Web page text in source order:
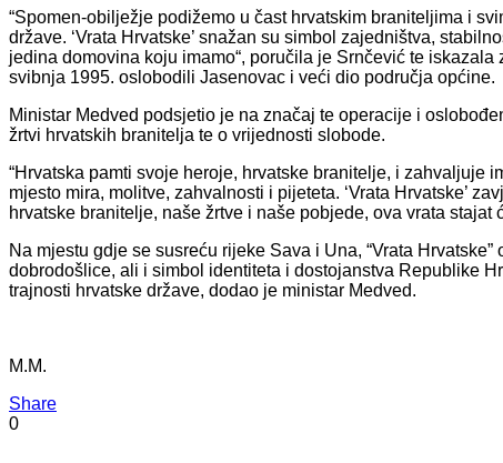
“Spomen-obilježje podižemo u čast hrvatskim braniteljima i
države. ‘Vrata Hrvatske’ snažan su simbol zajedništva,
jedina domovina koju imamo“, poručila je Srnčević te
svibnja 1995. oslobodili Jasenovac i veći dio područja općine.
Ministar Medved podsjetio je na značaj te operacije i
žrtvi hrvatskih branitelja te o vrijednosti slobode.
“Hrvatska pamti svoje heroje, hrvatske branitelje, i zahvaljuje
mjesto mira, molitve, zahvalnosti i pijeteta. ‘Vrata Hrvatske’
hrvatske branitelje, naše žrtve i naše pobjede, ova vrata stajat
Na mjestu gdje se susreću rijeke Sava i Una, “Vrata
dobrodošlice, ali i simbol identiteta i dostojanstva Republike
trajnosti hrvatske države, dodao je ministar Medved.
M.M.
Share
0